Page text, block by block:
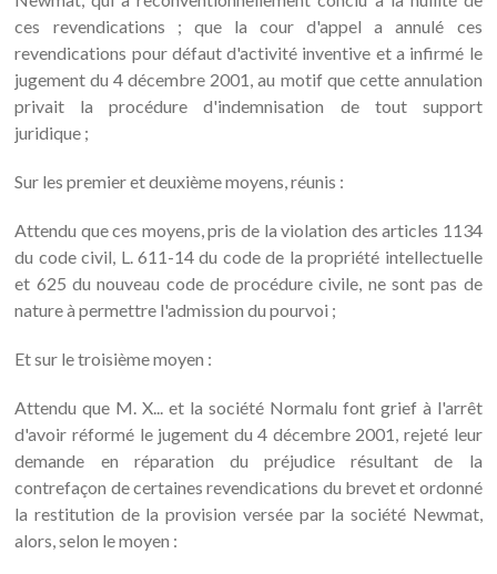
ces revendications ; que la cour d'appel a annulé ces
revendications pour défaut d'activité inventive et a infirmé le
jugement du 4 décembre 2001, au motif que cette annulation
privait la procédure d'indemnisation de tout support
juridique ;
Sur les premier et deuxième moyens, réunis :
Attendu que ces moyens, pris de la violation des articles 1134
du code civil, L. 611-14 du code de la propriété intellectuelle
et 625 du nouveau code de procédure civile, ne sont pas de
nature à permettre l'admission du pourvoi ;
Et sur le troisième moyen :
Attendu que M. X... et la société Normalu font grief à l'arrêt
d'avoir réformé le jugement du 4 décembre 2001, rejeté leur
demande en réparation du préjudice résultant de la
contrefaçon de certaines revendications du brevet et ordonné
la restitution de la provision versée par la société Newmat,
alors, selon le moyen :